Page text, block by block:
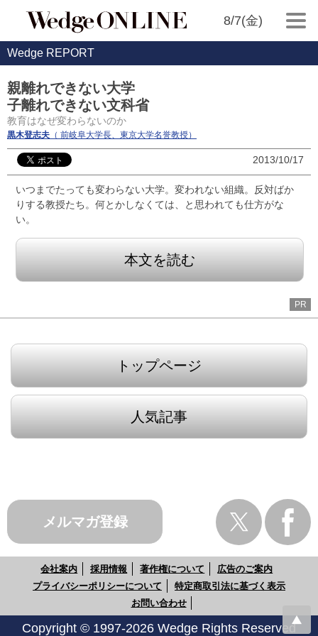
8/7(金)
Wedge REPORT
親離れできない大学
子離れできない文科省
教育はなぜ変わらないのか
黒木登志夫 （ 前岐阜大学長、東京大学名誉教授）
2013/10/17
いつまでたっても変わらない大学。変われない組織。反対ばか
りする教授たち。何とかしなくては、と思われても仕方がな
い。
本文を読む
PR
トップページ
人気記事
メルマガ登録
会社案内 採用情報 著作権について
広告のご案内
プライバシーポリシーについて
特定商取引法に基づく表示
お問い合わせ
Copyright © 1997-2026 Wedge Rights Reserved